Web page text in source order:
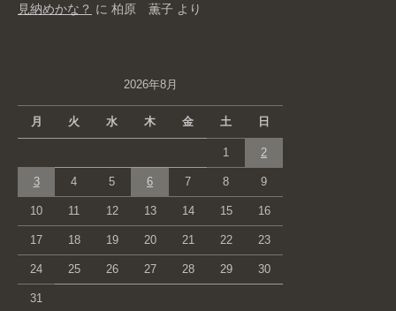
見納めかな？ に 柏原 薫子 より
2026年8月
月 火 水 木 金 土 日
1 2
3 4 5 6 7 8 9
10 11 12 13 14 15 16
17 18 19 20 21 22 23
24 25 26 27 28 29 30
31